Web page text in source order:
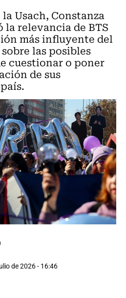
Usach, Constanza
la relevancia de BTS
más influyente del
las posibles
cuestionar o poner
de sus
de 2026 - 16:46